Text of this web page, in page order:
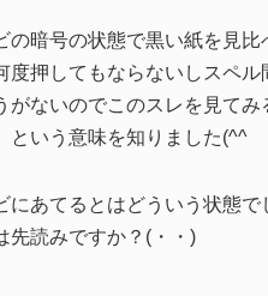
の暗号の状態で黒い紙を見比
度押してもならないしスペル
がないのでこのスレを見てみ
という意味を知りました(^^ゞ
にあてるとはどういう状態
先読みですか？(・・)